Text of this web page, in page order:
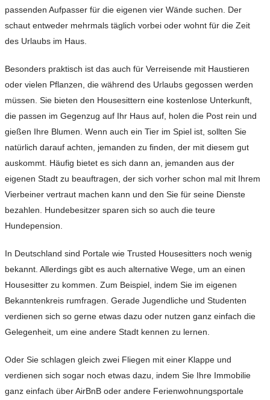
passenden Aufpasser für die eigenen vier Wände suchen. Der
schaut entweder mehrmals täglich vorbei oder wohnt für die Zeit
des Urlaubs im Haus.
Besonders praktisch ist das auch für Verreisende mit Haustieren
oder vielen Pflanzen, die während des Urlaubs gegossen werden
müssen. Sie bieten den Housesittern eine kostenlose Unterkunft,
die passen im Gegenzug auf Ihr Haus auf, holen die Post rein und
gießen Ihre Blumen. Wenn auch ein Tier im Spiel ist, sollten Sie
natürlich darauf achten, jemanden zu finden, der mit diesem gut
auskommt. Häufig bietet es sich dann an, jemanden aus der
eigenen Stadt zu beauftragen, der sich vorher schon mal mit Ihrem
Vierbeiner vertraut machen kann und den Sie für seine Dienste
bezahlen. Hundebesitzer sparen sich so auch die teure
Hundepension.
In Deutschland sind Portale wie Trusted Housesitters noch wenig
bekannt. Allerdings gibt es auch alternative Wege, um an einen
Housesitter zu kommen. Zum Beispiel, indem Sie im eigenen
Bekanntenkreis rumfragen. Gerade Jugendliche und Studenten
verdienen sich so gerne etwas dazu oder nutzen ganz einfach die
Gelegenheit, um eine andere Stadt kennen zu lernen.
Oder Sie schlagen gleich zwei Fliegen mit einer Klappe und
verdienen sich sogar noch etwas dazu, indem Sie Ihre Immobilie
ganz einfach über AirBnB oder andere Ferienwohnungsportale